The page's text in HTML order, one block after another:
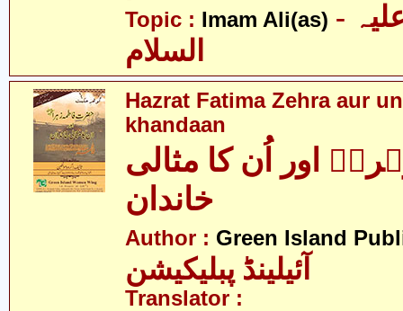
Topic : Imam Ali(as) - امام علی علیہ
السلام
Hazrat Fatima Zehra aur
khandaan
اور اُن کا مثالی
خاندان
Author : Green Island
آئیلینڈ پبلیکیشن
Translator :